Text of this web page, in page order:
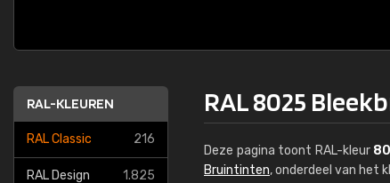
RAL-KLEUREN
RAL Classic 216
RAL Design 1.825
RAL 8025
Deze pagina toont RAL-kleur
Bruintinten, onderdeel van het